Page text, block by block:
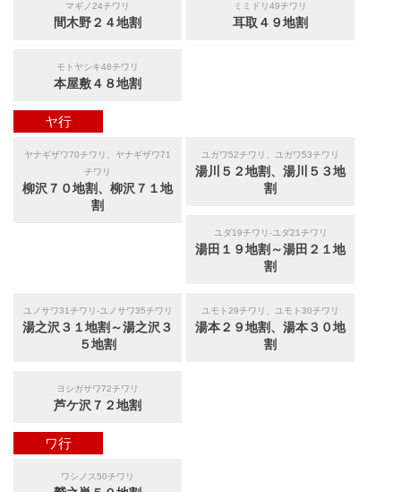
マギノ24チワリ
間木野２４地割
ミミドリ49チワリ
耳取４９地割
モトヤシキ48チワリ
本屋敷４８地割
ヤ行
ヤナギザワ70チワリ、ヤナギザワ71
チワリ
柳沢７０地割、柳沢７１地
割
ユガワ52チワリ、ユガワ53チワリ
湯川５２地割、湯川５３地
割
ユダ19チワリ-ユダ21チワリ
湯田１９地割～湯田２１地
割
ユノサワ31チワリ-ユノサワ35チワリ
湯之沢３１地割～湯之沢３
５地割
ユモト29チワリ、ユモト30チワリ
湯本２９地割、湯本３０地
割
ヨシガサワ72チワリ
芦ケ沢７２地割
ワ行
ワシノス50チワリ